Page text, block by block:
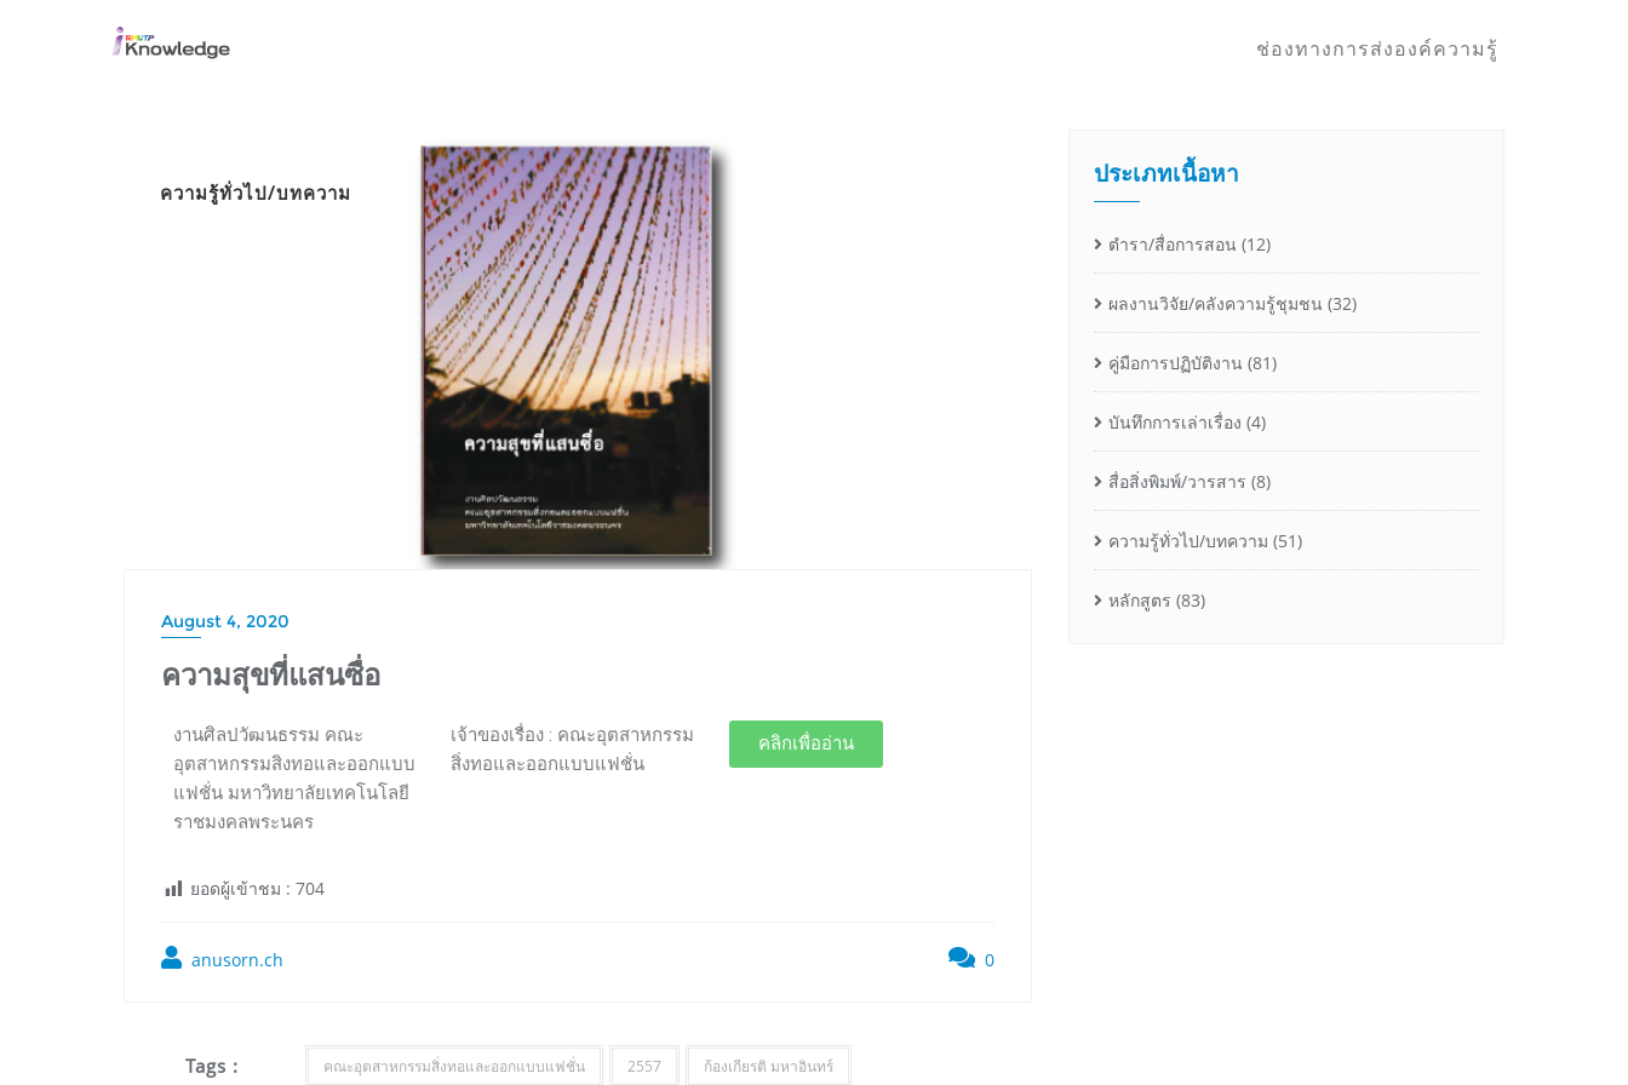
ช่องทางการส่งองค์ความรู้
ความรู้ทั่วไป/บทความ
August 4, 2020
ความสุขที่แสนซื่อ
งานศิลปวัฒนธรรม คณะ
อุตสาหกรรมสิงทอและออกแบบ
แฟชั่น มหาวิทยาลัยเทคโนโลยี
ราชมงคลพระนคร
เจ้าของเรื่อง : คณะอุตสาหกรรม
สิ่งทอและออกแบบแฟชั่น
คลิกเพื่ออ่าน
ยอดผู้เข้าชม : 704
anusorn.ch 0
Tags : คณะอุตสาหกรรมสิ่งทอและออกแบบแฟชั่น 2557 ก้องเกียรติ มหาอินทร์
ประเภทเนื้อหา
ตำรา/สื่อการสอน (12)
ผลงานวิจัย/คลังความรู้ชุมชน (32)
คู่มือการปฏิบัติงาน (81)
บันทึกการเล่าเรื่อง (4)
สื่อสิ่งพิมพ์/วารสาร (8)
ความรู้ทั่วไป/บทความ (51)
หลักสูตร (83)